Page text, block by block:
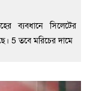
ব্যবধানে সিলেটের
5 তবে মরিচের দামে